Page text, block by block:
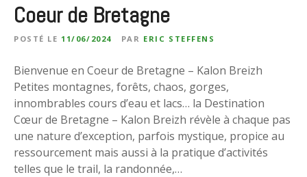
Coeur de Bretagne
POSTÉ LE 11/06/2024 PAR ERIC STEFFENS
Bienvenue en Coeur de Bretagne – Kalon Breizh
Petites montagnes, forêts, chaos, gorges,
innombrables cours d’eau et lacs… la Destination
Cœur de Bretagne – Kalon Breizh révèle à chaque pas
une nature d’exception, parfois mystique, propice au
ressourcement mais aussi à la pratique d’activités
telles que le trail, la randonnée,…